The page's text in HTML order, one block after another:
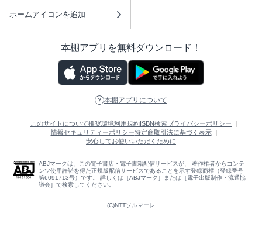
ホームアイコンを追加
本棚アプリを無料ダウンロード！
本棚アプリについて
このサイトについて推奨環境利用規約ISBN検索プライバシーポリシー
情報セキュリティーポリシー特定商取引法に基づく表示
安心してお使いいただくために
ABJマークは、この電子書店・電子書籍配信サービスが、 著作権者からコンテ
ンツ使用許諾を得た正規版配信サービスであることを示す登録商標（登録番号
第6091713号）です。 詳しくは［ABJマーク］または［電子出版制作・流通協
議会］で検索してください。
(C)NTTソルマーレ